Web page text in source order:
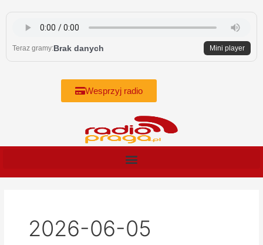
content
Teraz gramy:Brak danych Mini player
Wesprzyj radio
2026-06-05